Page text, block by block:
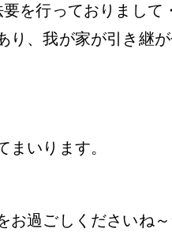
を行っておりまして
り、我が家が引き継
まいります。
お過ごしくださいね